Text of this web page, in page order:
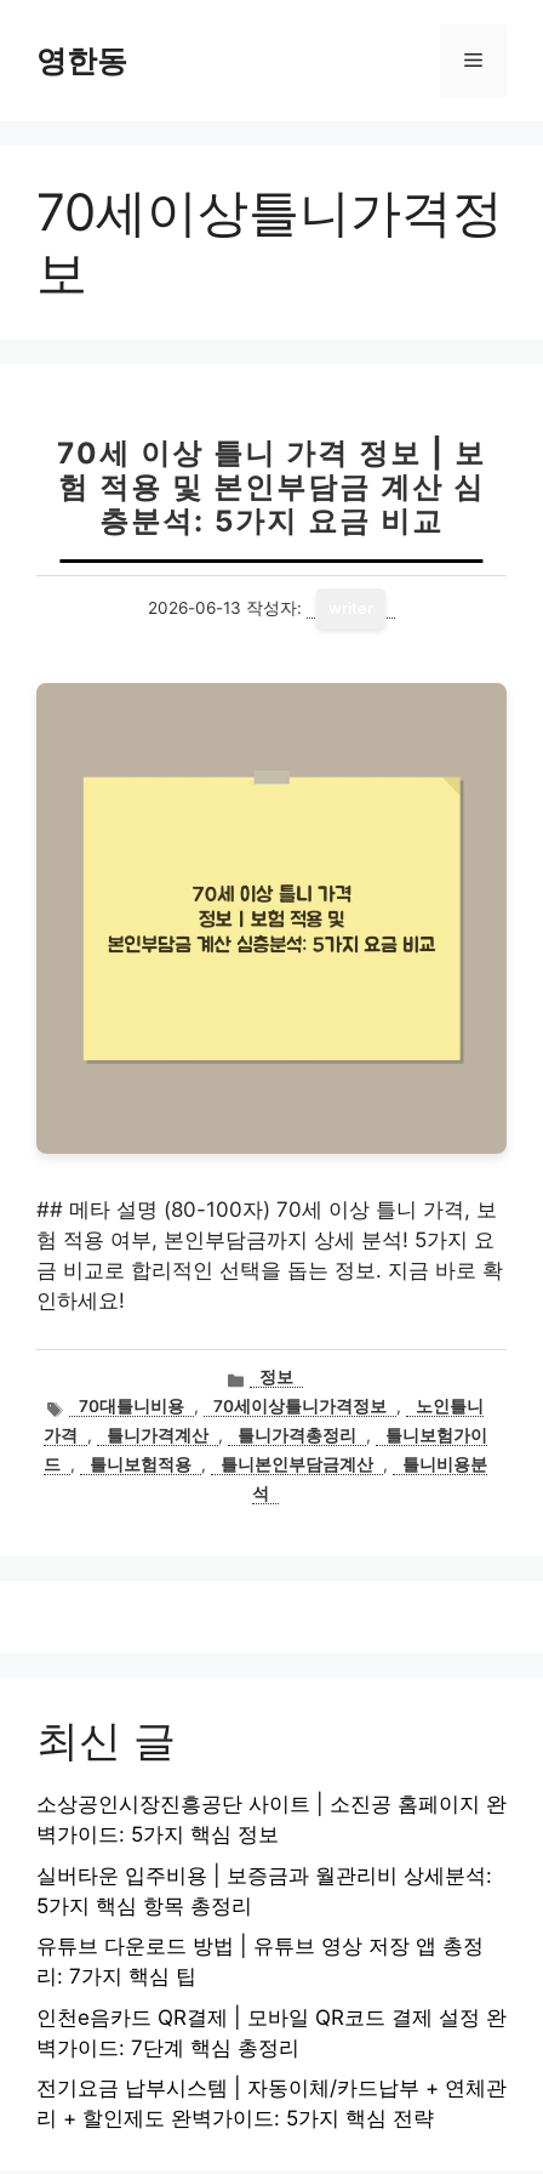
영한동 메
70세이상틀니가격정
보
70세 이상 틀니 가격 정보 | 보
험 적용 및 본인부담금 계산 심
층분석: 5가지 요금 비교
2026-06-13 작성자:
## 메타 설명 (80-100자) 70세 이상 틀니 가격, 보
험 적용 여부, 본인부담금까지 상세 분석! 5가지 요
금 비교로 합리적인 선택을 돕는 정보. 지금 바로 확
인하세요!
카
테
고
리
정보
태
그
70대틀니비용 , 70세이상틀니가격정보 ,
노인틀니
가격
, 틀니가격계산 , 틀니가격총정리 ,
틀니보험가이
드 , 틀니보험적용 , 틀니본인부담금계산 ,
틀니비용분
석
최신 글
소상공인시장진흥공단 사이트 | 소진공 홈페이지 완
벽가이드: 5가지 핵심 정보
실버타운 입주비용 | 보증금과 월관리비 상세분석:
5가지 핵심 항목 총정리
유튜브 다운로드 방법 | 유튜브 영상 저장 앱 총정
리: 7가지 핵심 팁
인천e음카드 QR결제 | 모바일 QR코드 결제 설정 완
벽가이드: 7단계 핵심 총정리
전기요금 납부시스템 | 자동이체/카드납부 + 연체관
리 + 할인제도 완벽가이드: 5가지 핵심 전략